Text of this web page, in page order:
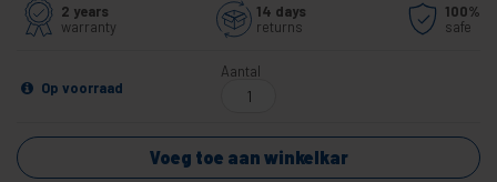
2 years
warranty
14 days
returns
100%
safe
Op voorraad
Aantal
Voeg toe aan winkelkar